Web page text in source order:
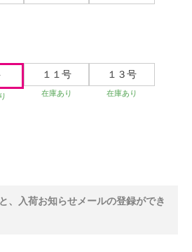
１１号
在庫あり
１３号
在庫あり
、入荷お知らせメールの登録ができ